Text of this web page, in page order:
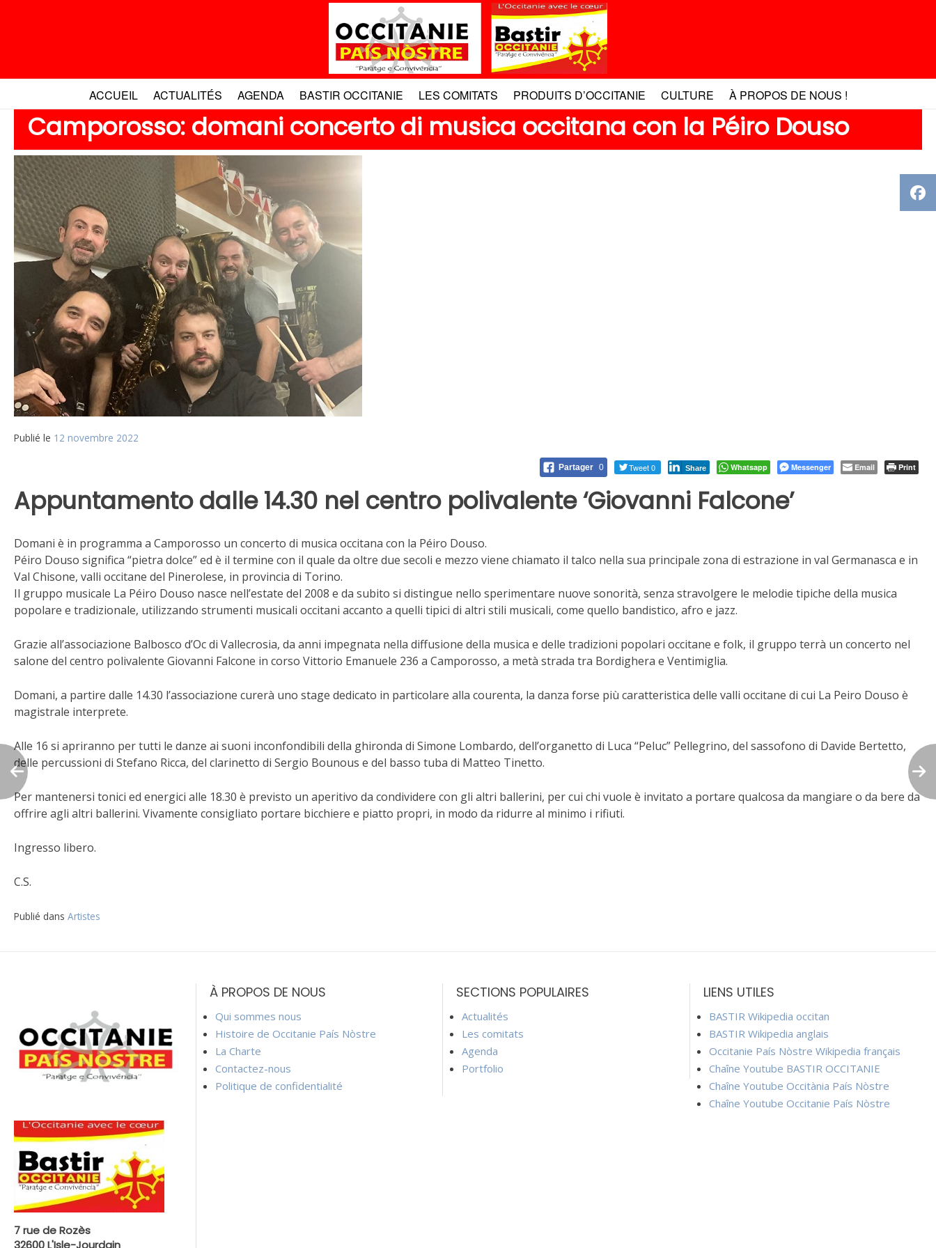
ACCUEIL ACTUALITÉS AGENDA BASTIR OCCITANIE LES COMITATS PRODUITS D’OCCITANIE CULTURE À PROPOS DE NOUS !
Camporosso: domani concerto di musica occitana con la Péiro Douso
Publié le 12 novembre 2022
Partager 0 Tweet 0 Share Whatsapp Messenger Email Print
Appuntamento dalle 14.30 nel centro polivalente ‘Giovanni Falcone’
Domani è in programma a Camporosso un concerto di musica occitana con la Péiro Douso.
Péiro Douso significa “pietra dolce” ed è il termine con il quale da oltre due secoli e mezzo viene chiamato il talco nella sua principale zona di estrazione in val Germanasca e in
Val Chisone, valli occitane del Pinerolese, in provincia di Torino.
Il gruppo musicale La Péiro Douso nasce nell’estate del 2008 e da subito si distingue nello sperimentare nuove sonorità, senza stravolgere le melodie tipiche della musica
popolare e tradizionale, utilizzando strumenti musicali occitani accanto a quelli tipici di altri stili musicali, come quello bandistico, afro e jazz.
Grazie all’associazione Balbosco d’Oc di Vallecrosia, da anni impegnata nella diffusione della musica e delle tradizioni popolari occitane e folk, il gruppo terrà un concerto nel
salone del centro polivalente Giovanni Falcone in corso Vittorio Emanuele 236 a Camporosso, a metà strada tra Bordighera e Ventimiglia.
Domani, a partire dalle 14.30 l’associazione curerà uno stage dedicato in particolare alla courenta, la danza forse più caratteristica delle valli occitane di cui La Peiro Douso è
magistrale interprete.
Alle 16 si apriranno per tutti le danze ai suoni inconfondibili della ghironda di Simone Lombardo, dell’organetto di Luca “Peluc” Pellegrino, del sassofono di Davide Bertetto,
delle percussioni di Stefano Ricca, del clarinetto di Sergio Bounous e del basso tuba di Matteo Tinetto.
Per mantenersi tonici ed energici alle 18.30 è previsto un aperitivo da condividere con gli altri ballerini, per cui chi vuole è invitato a portare qualcosa da mangiare o da bere da
offrire agli altri ballerini. Vivamente consigliato portare bicchiere e piatto propri, in modo da ridurre al minimo i rifiuti.
Ingresso libero.
C.S.
Publié dans Artistes
l’article
7 rue de Rozès
32600 L'Isle-Jourdain
À PROPOS DE NOUS
Qui sommes nous
Histoire de Occitanie País Nòstre
La Charte
Contactez-nous
Politique de confidentialité
SECTIONS POPULAIRES
Actualités
Les comitats
Agenda
Portfolio
LIENS UTILES
BASTIR Wikipedia occitan
BASTIR Wikipedia anglais
Occitanie País Nòstre Wikipedia français
Chaîne Youtube BASTIR OCCITANIE
Chaîne Youtube Occitània País Nòstre
Chaîne Youtube Occitanie País Nòstre